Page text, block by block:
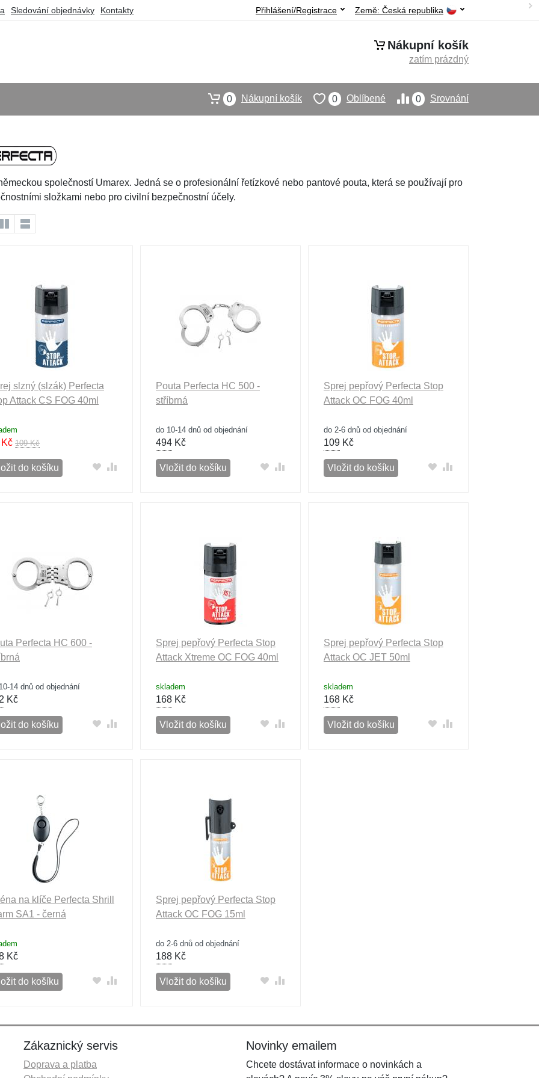
Sledování objednávky Kontakty Země: Česká republika
Přihlášení/Registrace
Nákupní košík
zatím prázdný
0 Srovnání
0 Oblíbené
0 Nákupní košík
společností Umarex. Jedná se o profesionální řetízkové nebo pantové pouta, která se používají pro
složkami nebo pro civilní bezpečnostní účely.
slzný (slzák) Perfecta
Attack CS FOG 40ml
Kč 109 Kč
do košíku
Pouta Perfecta HC 500 -
stříbrná
do 10-14 dnů od objednání
494Kč
Vložit do košíku
Sprej pepřový Perfecta Stop
Attack OC FOG 40ml
do 2-6 dnů od objednání
109Kč
Vložit do košíku
Perfecta HC 600 -
14 dnů od objednání
Kč
do košíku
Sprej pepřový Perfecta Stop
Attack Xtreme OC FOG 40ml
skladem
168Kč
Vložit do košíku
Sprej pepřový Perfecta Stop
Attack OC JET 50ml
skladem
168Kč
Vložit do košíku
na klíče Perfecta Shrill
SA1 - černá
Kč
do košíku
Sprej pepřový Perfecta Stop
Attack OC FOG 15ml
do 2-6 dnů od objednání
188Kč
Vložit do košíku
Zákaznický servis
Doprava a platba
Novinky emailem
Chcete dostávat informace o novinkách a